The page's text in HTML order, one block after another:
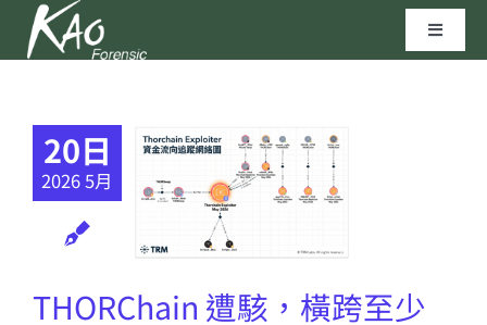
Skip
Toggle
資安實驗室
聯繫我們
高田科技©
20日
2026 5月
THORChain 遭駭，橫跨至少